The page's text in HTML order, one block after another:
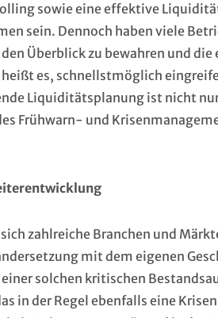
sowie eine effektive
sein. Dennoch haben viele
Überblick zu bewahren und
es, schnellstmöglich
Liquiditätsplanung ist nicht
Frühwarn- und
zahlreiche Branchen und
mit dem eigenen
solchen kritischen
in der Regel ebenfalls eine